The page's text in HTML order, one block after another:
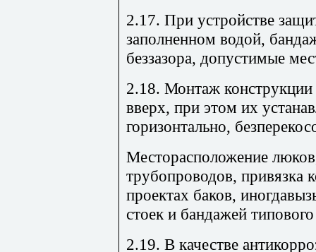
2.17. При устройстве
заполненном водой,
беззазора, допустимые
2.18. Монтаж
вверх, при этом их
горизонтально,
Месторасположение
трубопроводов, привязка
проектах баков,
стоек и бандажей
2.19. В качестве